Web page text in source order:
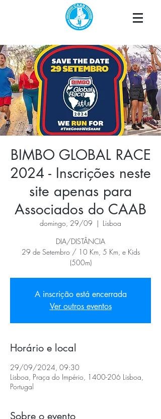
BIMBO GLOBAL RACE
2024 - Inscrições neste
site apenas para
Associados do CAAB
domingo, 29/09
  |
Lisboa
DIA/DISTÂNCIA
29 de Setembro / 10 Km, 5 Km, e Kids
(500m)
A inscrição está encerrada
Ver outros eventos
Horário e local
29/09/2024, 09:30
Lisboa, Praça do Império, 1400-206 Lisboa,
Portugal
Sobre o evento